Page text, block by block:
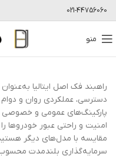
021-44756060
منو
راهبند فک اصل ایتالیا
دسترسی، عملکردی روان و دوام
پارکینگ‌های عمومی و خصوصی
امنیت و راحتی عبور خودروها
مقایسه با مدل‌های دیگر
سرمایه‌گذاری بلندمدت